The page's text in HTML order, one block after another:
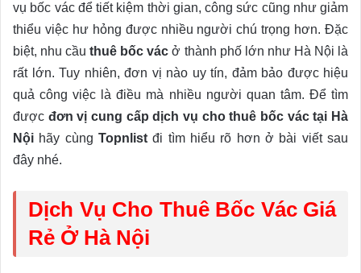
vụ bốc vác để tiết kiệm thời gian, công sức cũng như giảm
thiểu việc hư hỏng được nhiều người chú trọng hơn. Đặc
biệt, nhu cầuthuê bốc vác ở thành phố lớn như Hà Nội là
rất lớn. Tuy nhiên, đơn vị nào uy tín, đảm bảo được hiệu
quả công việc là điều mà nhiều người quan tâm. Để tìm
được đơn vị cung cấp dịch vụ cho thuê bốc vác tại Hà
Nội hãy cùng Topnlist đi tìm hiểu rõ hơn ở bài viết sau
đây nhé.
Dịch Vụ Cho Thuê Bốc Vác Giá
Rẻ Ở Hà Nội